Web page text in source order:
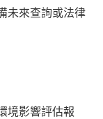
未來查詢或法律
境影響評估報